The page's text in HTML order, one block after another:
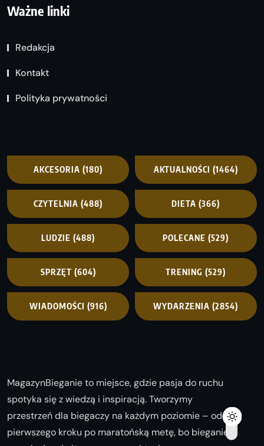
Ważne linki
Redakcja
Kontakt
Polityka prywatności
AKCESORIA (180) AKTUALNOŚCI (1464)
CZYTELNIA (488) DIETA (366)
LUDZIE (488) POLECANE (529)
SPRZĘT (604) TRENING (529)
WIADOMOŚCI (916) WYDARZENIA (2854)
MagazynBieganie to miejsce, gdzie pasja do ruchu
spotyka się z wiedzą i inspiracją. Tworzymy
przestrzeń dla biegaczy na każdym poziomie – od
pierwszego kroku po maratońską metę, bo bieganie